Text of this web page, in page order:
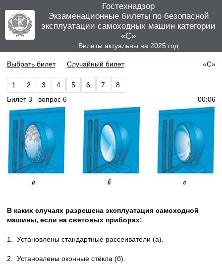
Гостехнадзор
Экзаменационные билеты по безопасной
эксплуатации самоходных машин категории
«C»
Билеты актуальны на 2025 год
Выбрать билет Случайный билет «C»
1 2 3 4 5 6 7
8
Билет 3 вопрос 6
00:06
В каких случаях разрешена эксплуатация самоходной
машины, если на световых приборах:
1. Установлены стандартные рассеиватели (а).
2. Установлены оконные стёкла (б).